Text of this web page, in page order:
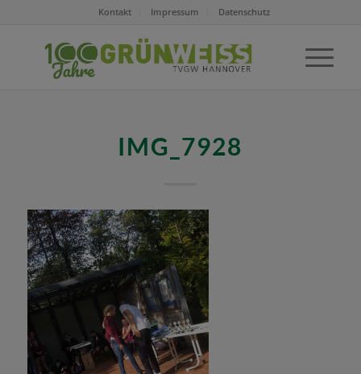
Kontakt Impressum Datenschutz
IMG_7928